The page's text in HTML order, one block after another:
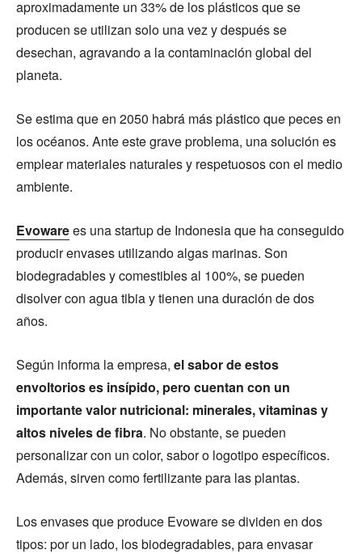
aproximadamente un 33% de los plásticos que se
producen se utilizan solo una vez y después se
desechan, agravando a la contaminación global del
planeta.
Se estima que en 2050 habrá más plástico que peces en
los océanos. Ante este grave problema, una solución es
emplear materiales naturales y respetuosos con el medio
ambiente.
Evowarees una startup de Indonesia que ha conseguido
producir envases utilizando algas marinas. Son
biodegradables y comestibles al 100%, se pueden
disolver con agua tibia y tienen una duración de dos
años.
Según informa la empresa, el sabor de estos
envoltorios es insípido, pero cuentan con un
importante valor nutricional: minerales, vitaminas y
altos niveles de fibra. No obstante, se pueden
personalizar con un color, sabor o logotipo específicos.
Además, sirven como fertilizante para las plantas.
Los envases que produce Evoware se dividen en dos
tipos: por un lado, los biodegradables, para envasar